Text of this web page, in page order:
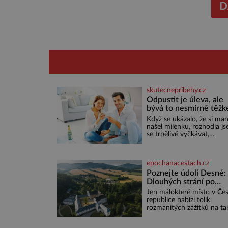
skutecnepribehy.cz
Odpustit je úleva, ale
bývá to nesmírně
Když se ukázalo, že si
našel milenku, rozhodla
se trpělivě vyčkávat,
na světě. Ale každý, kdo s
má nějaké zkušenosti, se
zapřísahá, že pokud
odpustíte, znatelně se
uleví. Když se ke mně
doneslo, že si manžel
milenku,
epochanacestach.cz
Poznejte údolí Desné:
Dlouhých strání po
termální prameny
Jen málokteré místo v
republice nabízí tolik
rozmanitých zážitků na